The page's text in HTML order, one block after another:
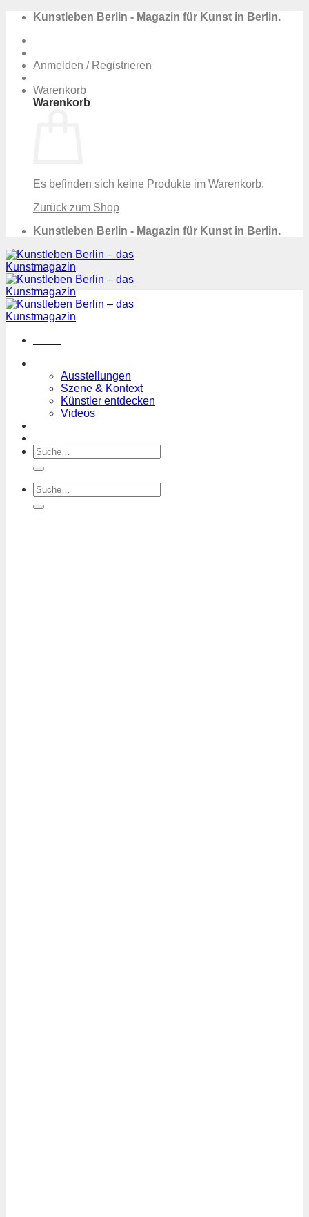
Zum
springen
Kunstleben Berlin - Magazin für Kunst in Berlin.
Anmelden / Registrieren
Warenkorb
Warenkorb
Es befinden sich keine Produkte im Warenkorb.
Zurück zum Shop
Kunstleben Berlin - Magazin für Kunst in Berlin.
Ausstellungen
Szene & Kontext
Künstler entdecken
Videos
Suchen
nach:
Suchen
nach: